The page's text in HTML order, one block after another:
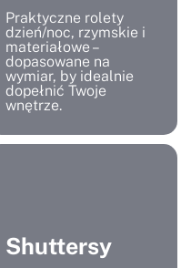
Praktyczne rolety
dzień/noc, rzymskie i
materiałowe –
dopasowane na
wymiar, by idealnie
dopełnić Twoje
wnętrze.
Shuttersy